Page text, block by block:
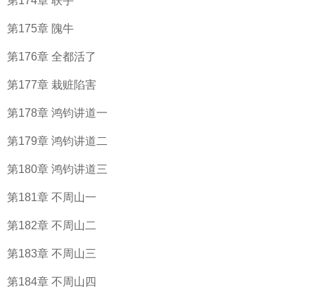
第175章 隗牛
第176章 全都活了
第177章 栽赃陷害
第178章 鸿钧讲道一
第179章 鸿钧讲道二
第180章 鸿钧讲道三
第181章 不周山一
第182章 不周山二
第183章 不周山三
第184章 不周山四